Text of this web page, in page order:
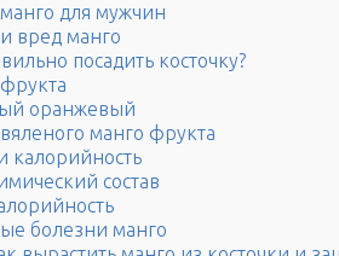
для мужчин
вред манго
посадить косточку?
оранжевый
манго фрукта
калорийность
состав
болезни манго